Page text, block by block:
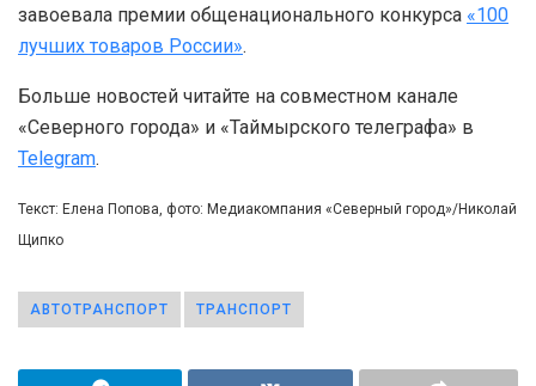
завоевала премии общенационального конкурса «100
лучших товаров России».
Больше новостей читайте на совместном канале
«Северного города» и «Таймырского телеграфа» в
Telegram.
Текст: Елена Попова, фото: Медиакомпания «Северный город»/Николай
Щипко
АВТОТРАНСПОРТ ТРАНСПОРТ